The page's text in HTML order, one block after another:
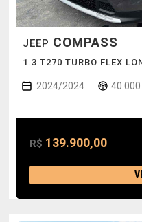
JEEP COMPASS
1.3 T270 TURBO FLEX
2024/2024
R$ 139.900,00